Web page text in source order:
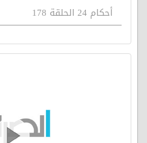
أحكام 24 الحلقة 178